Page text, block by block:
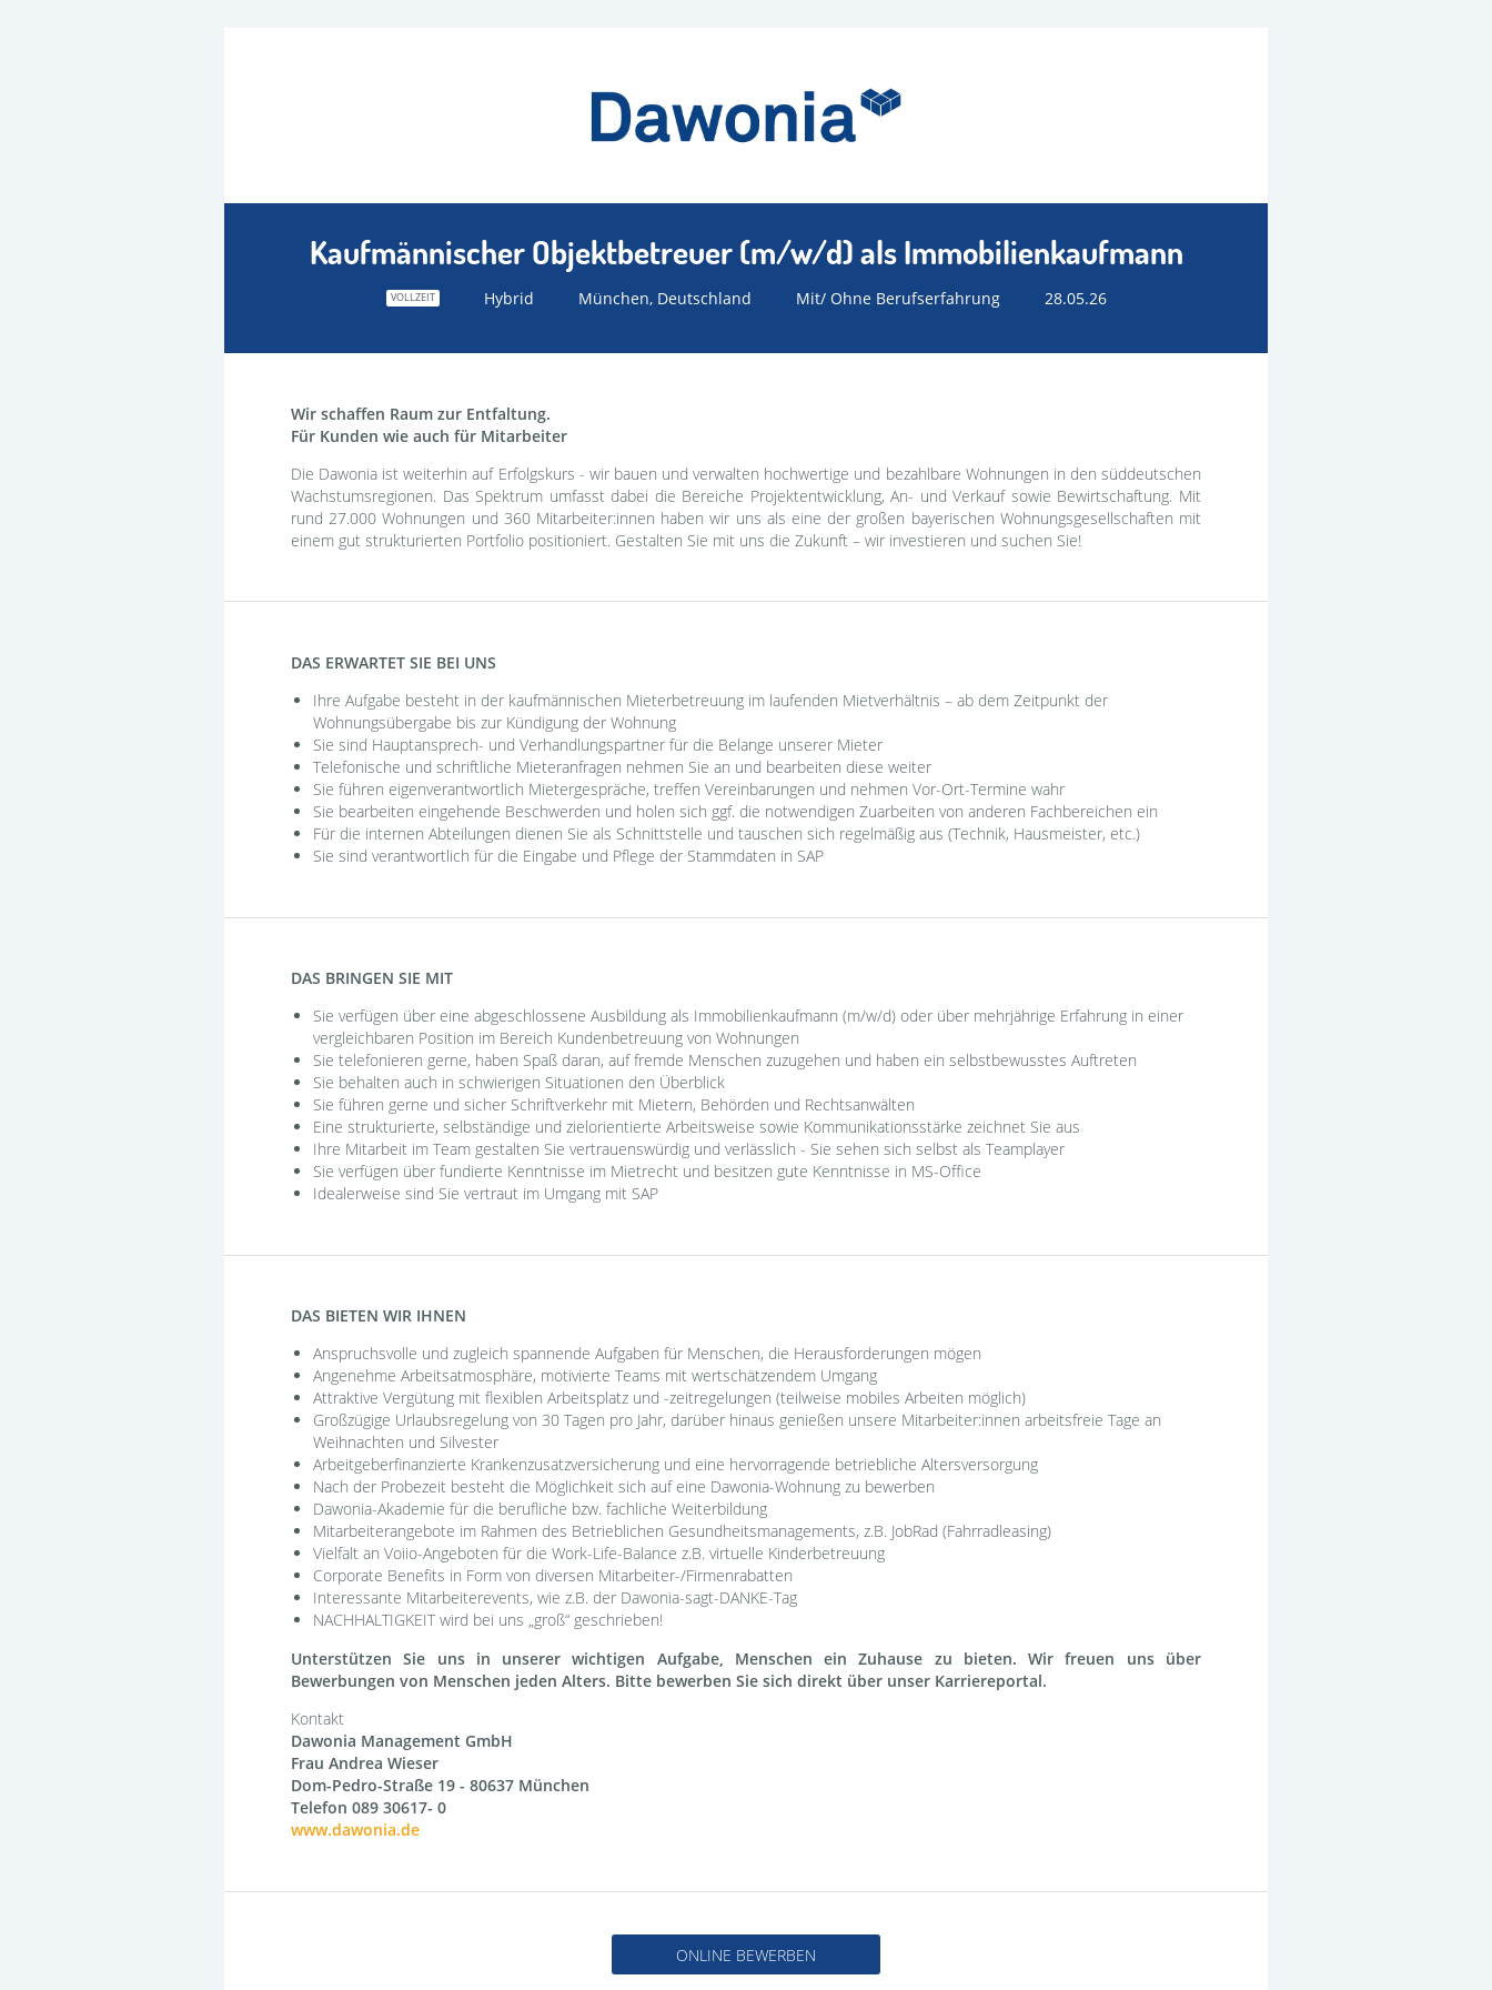
Kaufmännischer Objektbetreuer (m/w/d) als Immobilienkaufmann
VOLLZEIT Hybrid München, Deutschland Mit/ Ohne Berufserfahrung 28.05.26
Wir schaffen Raum zur Entfaltung.
Für Kunden wie auch für Mitarbeiter
Die Dawonia ist weiterhin auf Erfolgskurs - wir bauen und verwalten hochwertige und bezahlbare Wohnungen in den süddeutschen
Wachstumsregionen. Das Spektrum umfasst dabei die Bereiche Projektentwicklung, An- und Verkauf sowie Bewirtschaftung. Mit
rund 27.000 Wohnungen und 360 Mitarbeiter:innen haben wir uns als eine der großen bayerischen Wohnungsgesellschaften mit
einem gut strukturierten Portfolio positioniert. Gestalten Sie mit uns die Zukunft – wir investieren und suchen Sie!
DAS ERWARTET SIE BEI UNS
Ihre Aufgabe besteht in der kaufmännischen Mieterbetreuung im laufenden Mietverhältnis – ab dem Zeitpunkt der
Wohnungsübergabe bis zur Kündigung der Wohnung
Sie sind Hauptansprech- und Verhandlungspartner für die Belange unserer Mieter
Telefonische und schriftliche Mieteranfragen nehmen Sie an und bearbeiten diese weiter
Sie führen eigenverantwortlich Mietergespräche, treffen Vereinbarungen und nehmen Vor-Ort-Termine wahr
Sie bearbeiten eingehende Beschwerden und holen sich ggf. die notwendigen Zuarbeiten von anderen Fachbereichen ein
Für die internen Abteilungen dienen Sie als Schnittstelle und tauschen sich regelmäßig aus (Technik, Hausmeister, etc.)
Sie sind verantwortlich für die Eingabe und Pflege der Stammdaten in SAP
DAS BRINGEN SIE MIT
Sie verfügen über eine abgeschlossene Ausbildung als Immobilienkaufmann (m/w/d) oder über mehrjährige Erfahrung in einer
vergleichbaren Position im Bereich Kundenbetreuung von Wohnungen
Sie telefonieren gerne, haben Spaß daran, auf fremde Menschen zuzugehen und haben ein selbstbewusstes Auftreten
Sie behalten auch in schwierigen Situationen den Überblick
Sie führen gerne und sicher Schriftverkehr mit Mietern, Behörden und Rechtsanwälten
Eine strukturierte, selbständige und zielorientierte Arbeitsweise sowie Kommunikationsstärke zeichnet Sie aus
Ihre Mitarbeit im Team gestalten Sie vertrauenswürdig und verlässlich - Sie sehen sich selbst als Teamplayer
Sie verfügen über fundierte Kenntnisse im Mietrecht und besitzen gute Kenntnisse in MS-Office
Idealerweise sind Sie vertraut im Umgang mit SAP
DAS BIETEN WIR IHNEN
Anspruchsvolle und zugleich spannende Aufgaben für Menschen, die Herausforderungen mögen
Angenehme Arbeitsatmosphäre, motivierte Teams mit wertschätzendem Umgang
Attraktive Vergütung mit flexiblen Arbeitsplatz und -zeitregelungen (teilweise mobiles Arbeiten möglich)
Großzügige Urlaubsregelung von 30 Tagen pro Jahr, darüber hinaus genießen unsere Mitarbeiter:innen arbeitsfreie Tage an
Weihnachten und Silvester
Arbeitgeberfinanzierte Krankenzusatzversicherung und eine hervorragende betriebliche Altersversorgung
Nach der Probezeit besteht die Möglichkeit sich auf eine Dawonia-Wohnung zu bewerben
Dawonia-Akademie für die berufliche bzw. fachliche Weiterbildung
Mitarbeiterangebote im Rahmen des Betrieblichen Gesundheitsmanagements, z.B. JobRad (Fahrradleasing)
Vielfalt an Voiio-Angeboten für die Work-Life-Balance z.B. virtuelle Kinderbetreuung
Corporate Benefits in Form von diversen Mitarbeiter-/Firmenrabatten
Interessante Mitarbeiterevents, wie z.B. der Dawonia-sagt-DANKE-Tag
NACHHALTIGKEIT wird bei uns „groß“ geschrieben!
Unterstützen Sie uns in unserer wichtigen Aufgabe, Menschen ein Zuhause zu bieten. Wir freuen uns über
Bewerbungen von Menschen jeden Alters. Bitte bewerben Sie sich direkt über unser Karriereportal.
Kontakt
Dawonia Management GmbH
Frau Andrea Wieser
Dom-Pedro-Straße 19 - 80637 München
Telefon 089 30617- 0
www.dawonia.de
ONLINE BEWERBEN